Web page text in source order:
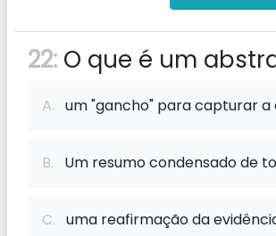
22: O que é um
A. um "gancho" para capturar
B. Um resumo condensado de
C. uma reafirmação da